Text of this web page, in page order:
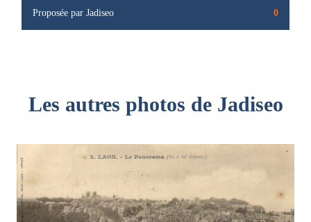
Proposée par Jadiseo 0
Les autres photos de Jadiseo